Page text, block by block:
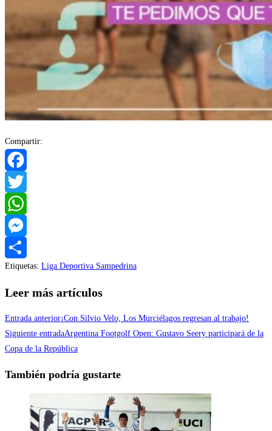
Compartir:
Facebook
Twitter
WhatsApp
Messenger
Compartir
Etiquetas: Liga Deportiva Sampedrina
Leer más artículos
Entrada anterior¡Con Silvio Velo, Los Murciélagos regresan al trabajo!
Siguiente entradaArgentina Footgolf Open: Gustavo Seery participará de la
Copa de la República
También podría gustarte